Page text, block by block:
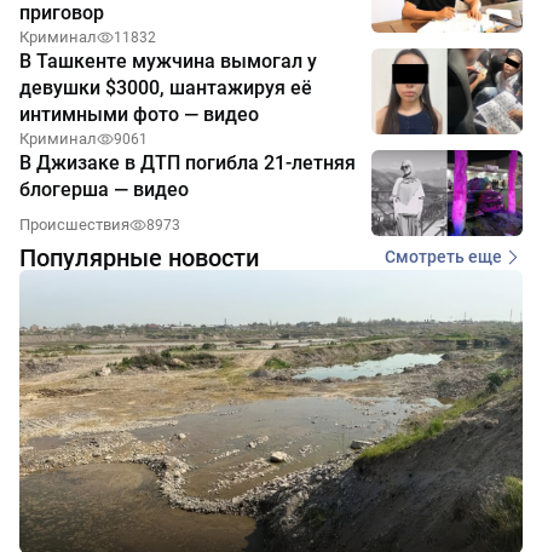
приговор
Криминал 11832
В Ташкенте мужчина вымогал у
девушки $3000, шантажируя её
интимными фото — видео
Криминал 9061
В Джизаке в ДТП погибла 21-летняя
блогерша — видео
Происшествия 8973
Популярные новости Смотреть еще